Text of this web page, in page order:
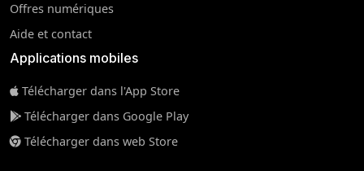
Offres numériques
Aide et contact
Applications mobiles
Télécharger dans l'App Store
Télécharger dans Google Play
Télécharger dans web Store